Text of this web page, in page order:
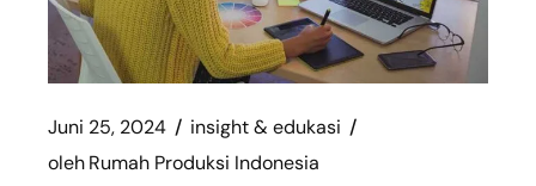
Juni 25, 2024
insight & edukasi
olehRumah Produksi Indonesia